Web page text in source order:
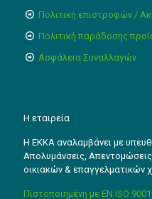
Πολιτική επιστροφών /
Πολιτική παράδοσης
Ασφάλεια Συναλλαγών
Η εταιρεία
Η ΕΚΚΑ αναλαμβάνει με
Απολυμάνσεις,
οικιακών & επαγγελματικών
Πιστοποιημένη με EN ISO